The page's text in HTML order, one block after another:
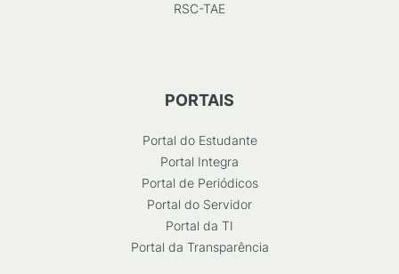
RSC-TAE
PORTAIS
Portal do Estudante
Portal Integra
Portal de Periódicos
Portal do Servidor
Portal da TI
Portal da Transparência